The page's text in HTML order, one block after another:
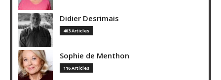
Didier Desrimais
403 Articles
Sophie de Menthon
116 Articles